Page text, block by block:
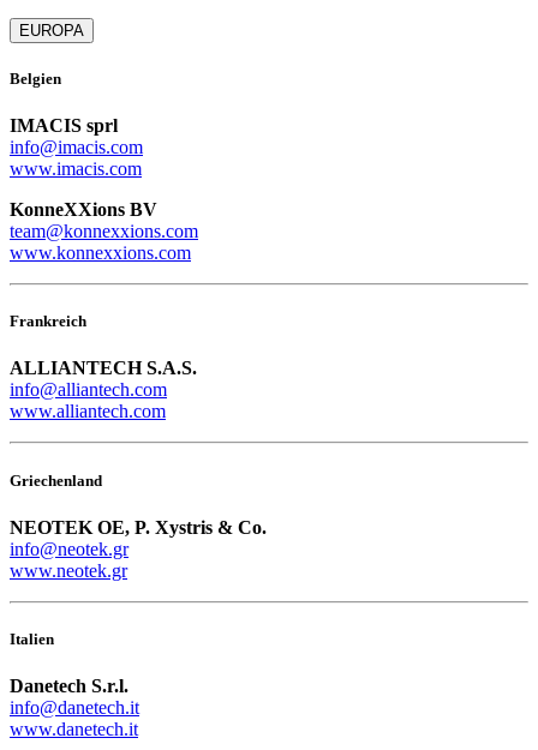
EUROPA
Belgien
IMACIS sprl
info@imacis.com
www.imacis.com
KonneXXions BV
team@konnexxions.com
www.konnexxions.com
Frankreich
ALLIANTECH S.A.S.
info@alliantech.com
www.alliantech.com
Griechenland
NEOTEK OE, P. Xystris & Co.
info@neotek.gr
www.neotek.gr
Italien
Danetech S.r.l.
info@danetech.it
www.danetech.it